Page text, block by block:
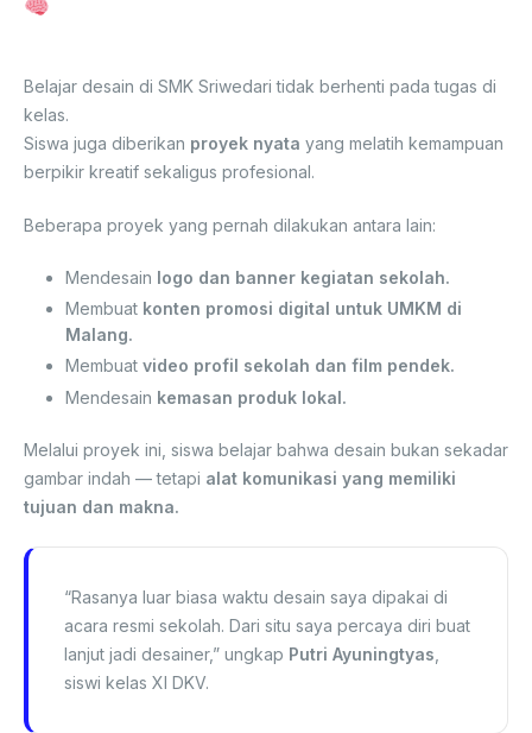
Belajar desain di SMK Sriwedari tidak berhenti pada tugas di
kelas.
Siswa juga diberikan proyek nyata yang melatih kemampuan
berpikir kreatif sekaligus profesional.
Beberapa proyek yang pernah dilakukan antara lain:
Mendesain logo dan banner kegiatan sekolah.
Membuat konten promosi digital untuk UMKM di
Malang.
Membuat video profil sekolah dan film pendek.
Mendesain kemasan produk lokal.
Melalui proyek ini, siswa belajar bahwa desain bukan sekadar
gambar indah — tetapi alat komunikasi yang memiliki
tujuan dan makna.
“Rasanya luar biasa waktu desain saya dipakai di
acara resmi sekolah. Dari situ saya percaya diri buat
lanjut jadi desainer,” ungkap Putri Ayuningtyas
siswi kelas XI DKV.